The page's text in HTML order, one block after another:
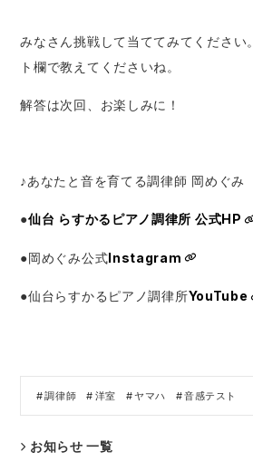
みなさん挑戦して当ててみてください
ト欄で教えてくださいね。
解答は次回、お楽しみに！
♪あなたと音を育てる調律師 岡めぐみ
●仙台 らすかるピアノ調律所 公式HP
●岡めぐみ公式Instagram
●仙台らすかるピアノ調律所YouTube
調律師 洋室 ヤマハ 音感テスト
お知らせ 一覧